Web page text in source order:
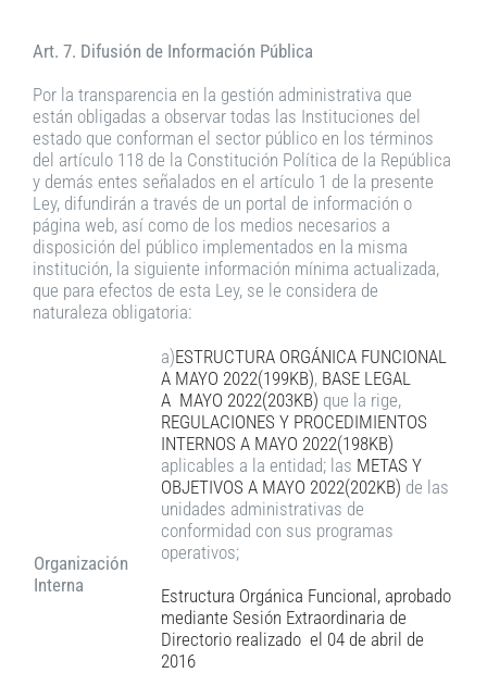
Art. 7. Difusión de Información Pública
Por la transparencia en la gestión administrativa que
están obligadas a observar todas las Instituciones del
estado que conforman el sector público en los términos
del artículo 118 de la Constitución Política de la República
y demás entes señalados en el artículo 1 de la presente
Ley, difundirán a través de un portal de información o
página web, así como de los medios necesarios a
disposición del público implementados en la misma
institución, la siguiente información mínima actualizada,
que para efectos de esta Ley, se le considera de
naturaleza obligatoria:
Organización
Interna
a)ESTRUCTURA ORGÁNICA FUNCIONAL
A MAYO 2022(199KB), BASE LEGAL
A MAYO 2022(203KB) que la rige,
REGULACIONES Y PROCEDIMIENTOS
INTERNOS A MAYO 2022(198KB)
aplicables a la entidad; las METAS Y
OBJETIVOS A MAYO 2022(202KB) de las
unidades administrativas de
conformidad con sus programas
operativos;
Estructura Orgánica Funcional, aprobado
mediante Sesión Extraordinaria de
Directorio realizado el 04 de abril de
2016